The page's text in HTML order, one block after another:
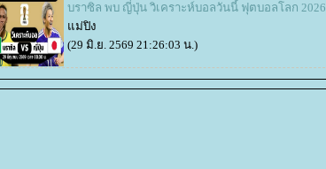
บราซิล พบ ญี่ปุ่น วิเคราะห์บอลวันนี้ ฟุตบอลโลก 2026
ม่ปิง
(29 มิ.ย. 2569 21:26:03 น.)